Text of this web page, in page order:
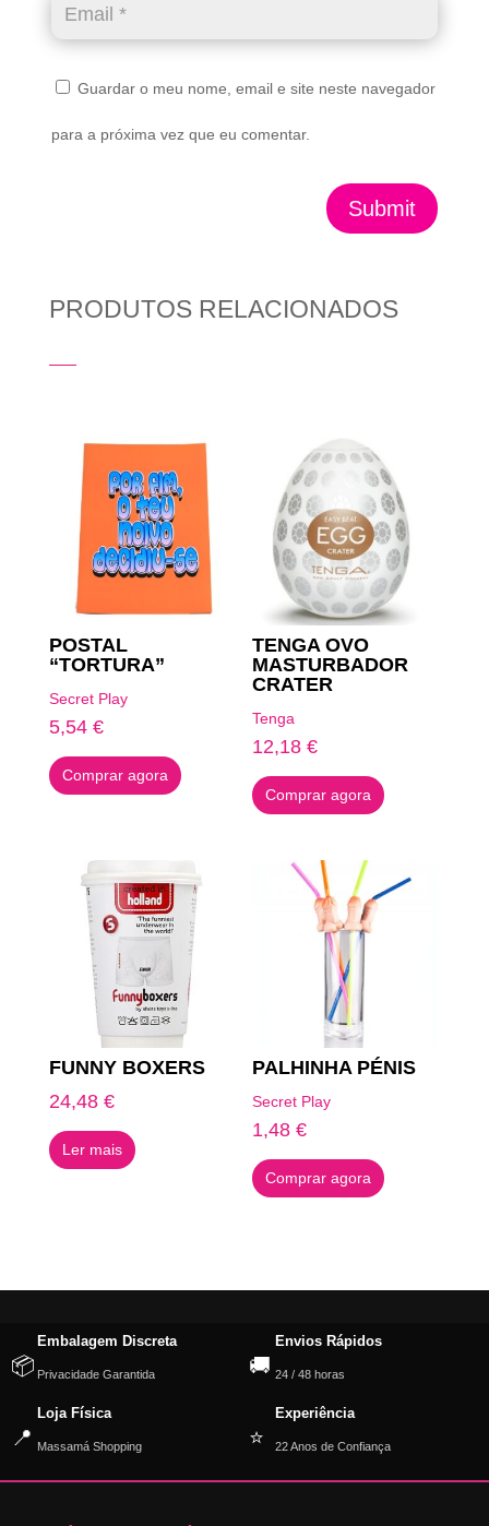
Guardar o meu nome, email e site neste navegador
para a próxima vez que eu comentar.
Submit
PRODUTOS RELACIONADOS
POSTAL
“TORTURA”
Secret Play
5,54 €
Comprar agora
TENGA OVO
MASTURBADOR
CRATER
Tenga
12,18€
Comprar agora
FUNNY BOXERS
24,48 €
Ler mais
PALHINHA PÉNIS
Secret Play
1,48€
Comprar agora
📦
Embalagem Discreta
Privacidade Garantida 🚚
Envios Rápidos
24 / 48 horas
📍
Loja Física
Massamá Shopping ⭐
Experiência
22 Anos de Confiança